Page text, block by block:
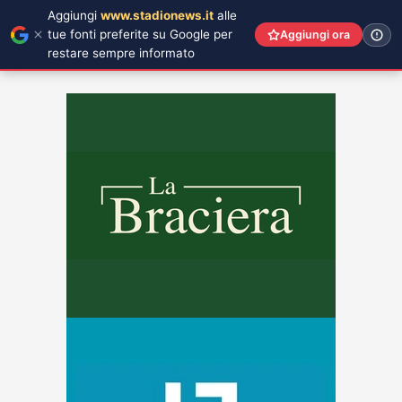
Aggiungi www.stadionews.it alle
tue fonti preferite su Google per
restare sempre informato
Aggiungi ora